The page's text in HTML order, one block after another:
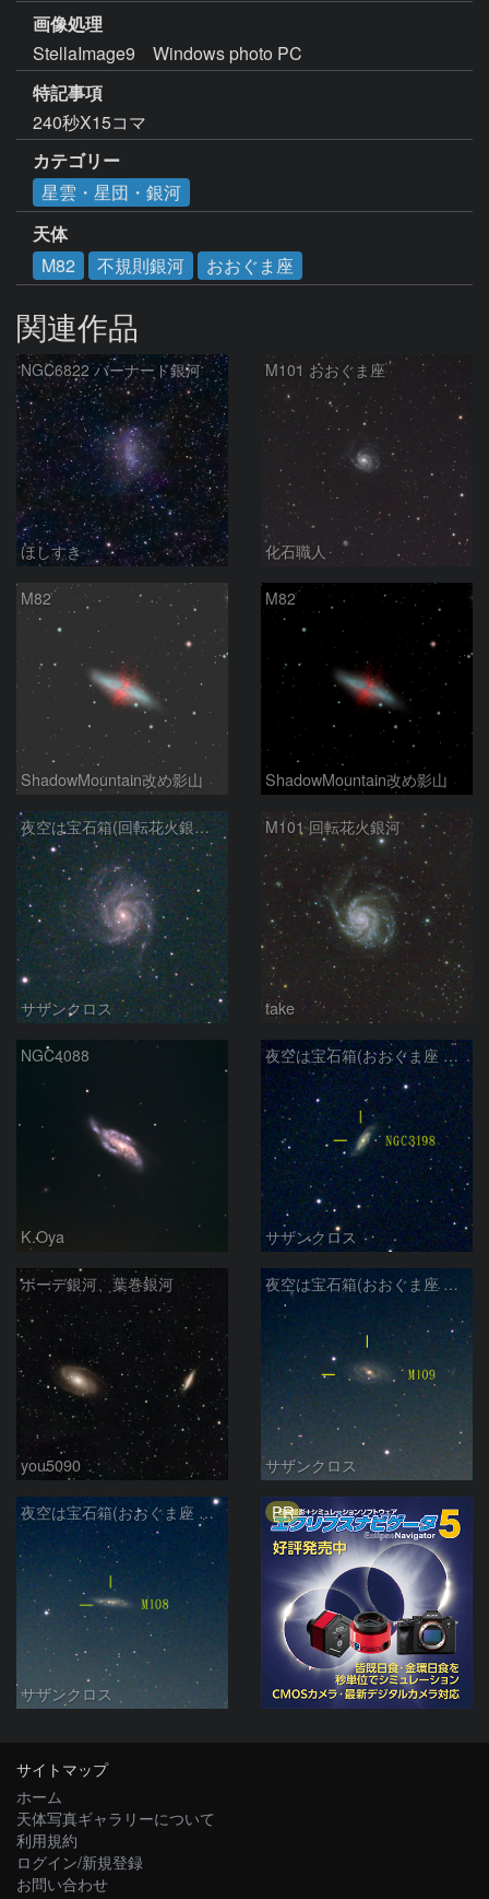
画像処理
StellaImage9　Windows photo PC
特記事項
240秒X15コマ
カテゴリー
星雲・星団・銀河
天体
M82
不規則銀河 おおぐま座
関連作品
NGC6822 バーナード銀河
ほしすき
M101 おおぐま座
化石職人
M82
ShadowMountain改め影山
M82
ShadowMountain改め影山
夜空は宝石箱(回転花火銀河 M101) Seestar50
サザンクロス
M101 回転花火銀河
take
NGC4088
K.Oya
夜空は宝石箱(おおぐま座 NGC3198) Seestar50
サザンクロス
ボーデ銀河、葉巻銀河
you5090
夜空は宝石箱(おおぐま座 M109) Seestar50
サザンクロス
夜空は宝石箱(おおぐま座 M108) Seestar50
サザンクロス
PR
サイトマップ
ホーム
天体写真ギャラリーについて
利用規約
ログイン/新規登録
お問い合わせ